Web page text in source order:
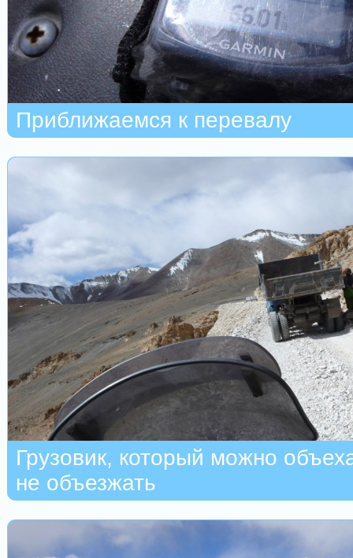
Приближаемся к перевалу
Грузовик, который можно
не объезжать